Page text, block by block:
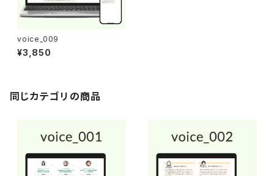
voice_009
¥3,850
同じカテゴリの商品